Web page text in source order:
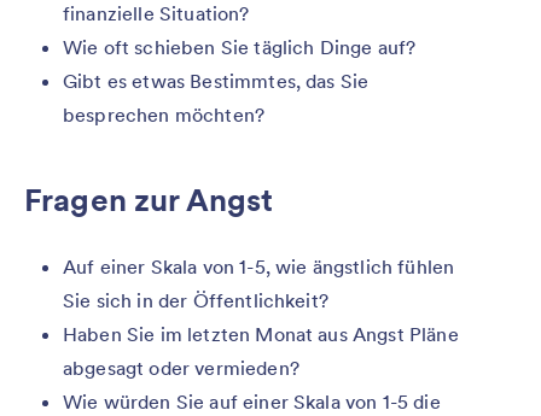
finanzielle Situation?
Wie oft schieben Sie täglich Dinge auf?
Gibt es etwas Bestimmtes, das Sie
besprechen möchten?
Fragen zur Angst
Auf einer Skala von 1-5, wie ängstlich fühlen
Sie sich in der Öffentlichkeit?
Haben Sie im letzten Monat aus Angst Pläne
abgesagt oder vermieden?
Wie würden Sie auf einer Skala von 1-5 die